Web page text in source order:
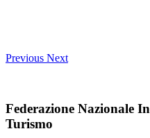
Previous Next
Federazione Nazionale
Turismo